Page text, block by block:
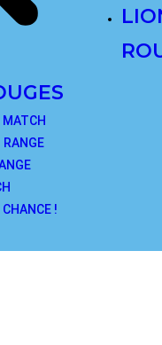
MATCH
CHANCE !